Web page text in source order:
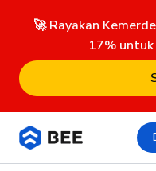
🚀 Rayakan
17% untuk